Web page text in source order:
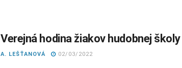
Verejná hodina žiakov hudobnej školy
A. LEŠŤANOVÁ 02/03/2022